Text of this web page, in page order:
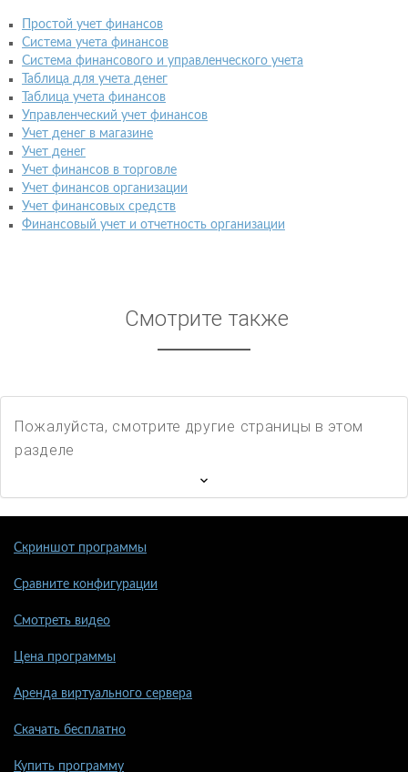
Простой учет финансов
Система учета финансов
Система финансового и управленческого учета
Таблица для учета денег
Таблица учета финансов
Управленческий учет финансов
Учет денег в магазине
Учет денег
Учет финансов в торговле
Учет финансов организации
Учет финансовых средств
Финансовый учет и отчетность организации
Смотрите также
Пожалуйста, смотрите другие страницы в этом
разделе
Скриншот программы
Сравните конфигурации
Смотреть видео
Цена программы
Аренда виртуального сервера
Скачать бесплатно
Купить программу